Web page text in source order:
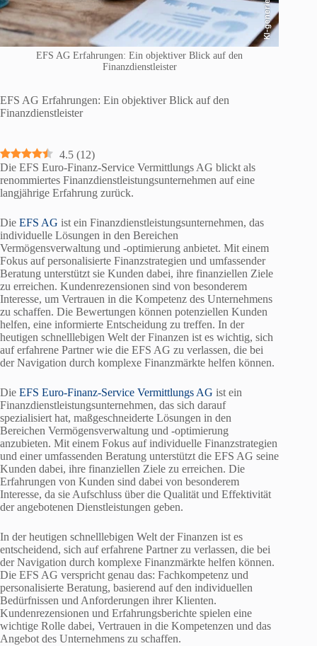
KI-generiert
EFS AG Erfahrungen: Ein objektiver Blick auf den
Finanzdienstleister
EFS AG Erfahrungen: Ein objektiver Blick auf den
Finanzdienstleister
4.5 (12)
Die EFS Euro-Finanz-Service Vermittlungs AG blickt als
renommiertes Finanzdienstleistungsunternehmen auf eine
langjährige Erfahrung zurück.
Die EFS AG ist ein Finanzdienstleistungsunternehmen, das
individuelle Lösungen in den Bereichen
Vermögensverwaltung und -optimierung anbietet. Mit einem
Fokus auf personalisierte Finanzstrategien und umfassender
Beratung unterstützt sie Kunden dabei, ihre finanziellen Ziele
zu erreichen. Kundenrezensionen sind von besonderem
Interesse, um Vertrauen in die Kompetenz des Unternehmens
zu schaffen. Die Bewertungen können potenziellen Kunden
helfen, eine informierte Entscheidung zu treffen. In der
heutigen schnelllebigen Welt der Finanzen ist es wichtig, sich
auf erfahrene Partner wie die EFS AG zu verlassen, die bei
der Navigation durch komplexe Finanzmärkte helfen können.
Die EFS Euro-Finanz-Service Vermittlungs AG ist ein
Finanzdienstleistungsunternehmen, das sich darauf
spezialisiert hat, maßgeschneiderte Lösungen in den
Bereichen Vermögensverwaltung und -optimierung
anzubieten. Mit einem Fokus auf individuelle Finanzstrategien
und einer umfassenden Beratung unterstützt die EFS AG seine
Kunden dabei, ihre finanziellen Ziele zu erreichen. Die
Erfahrungen von Kunden sind dabei von besonderem
Interesse, da sie Aufschluss über die Qualität und Effektivität
der angebotenen Dienstleistungen geben.
In der heutigen schnelllebigen Welt der Finanzen ist es
entscheidend, sich auf erfahrene Partner zu verlassen, die bei
der Navigation durch komplexe Finanzmärkte helfen können.
Die EFS AG verspricht genau das: Fachkompetenz und
personalisierte Beratung, basierend auf den individuellen
Bedürfnissen und Anforderungen ihrer Klienten.
Kundenrezensionen und Erfahrungsberichte spielen eine
wichtige Rolle dabei, Vertrauen in die Kompetenzen und das
Angebot des Unternehmens zu schaffen.